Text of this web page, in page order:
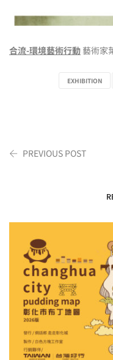
合流-環境藝術行動 藝術家
EXHIBITION
PREVIOUS POST